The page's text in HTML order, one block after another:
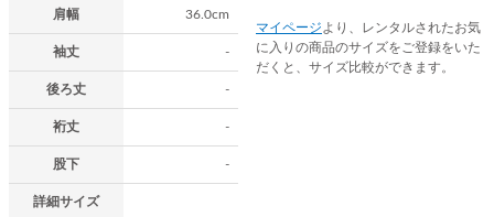
肩幅 36.0cm
袖丈 -
後ろ丈 -
裄丈 -
股下 -
詳細サイズ
マイページ より、レンタルされたお気
に入りの商品のサイズをご登録をいた
だくと、サイズ比較ができます。